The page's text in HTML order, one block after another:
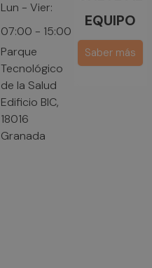
Lun - Vier:
07:00 - 15:00
Parque
Tecnológico
de la Salud
Edificio BIC,
18016
Granada
EQUIPO
Saber más